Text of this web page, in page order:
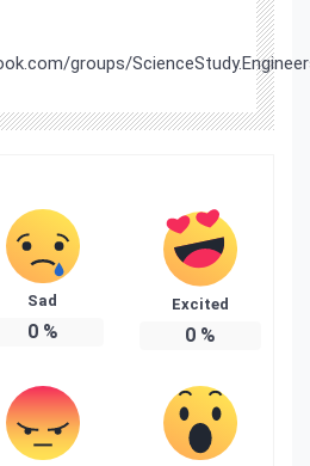
groups/
Sad
0%
Excited
0%